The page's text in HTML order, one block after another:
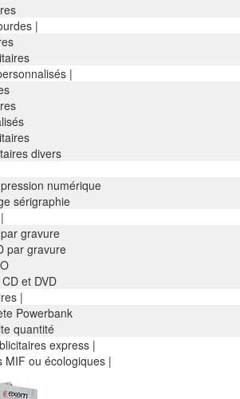
|
|
divers
numérique
sérigraphie
gravure
par gravure
et DVD
|
Powerbank
quantité
express |
MIF ou écologiques |